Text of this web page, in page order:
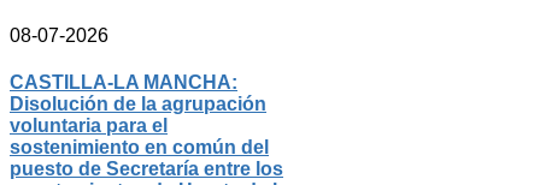
08-07-2026
CASTILLA-LA MANCHA:
Disolución de la agrupación
voluntaria para el
sostenimiento en común del
puesto de Secretaría entre los